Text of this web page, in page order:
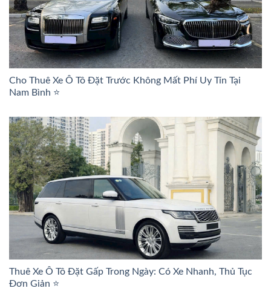
Cho Thuê Xe Ô Tô Đặt Trước Không Mất Phí Uy Tín Tại
Nam Bình ⭐
Thuê Xe Ô Tô Đặt Gấp Trong Ngày: Có Xe Nhanh, Thủ Tục
Đơn Giản ⭐